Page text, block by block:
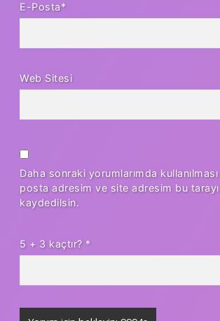
E-Posta*
Web Sitesi
Daha sonraki yorumlarımda
posta adresim ve site adresim bu
kaydedilsin.
5 + 3 kaçtır? *